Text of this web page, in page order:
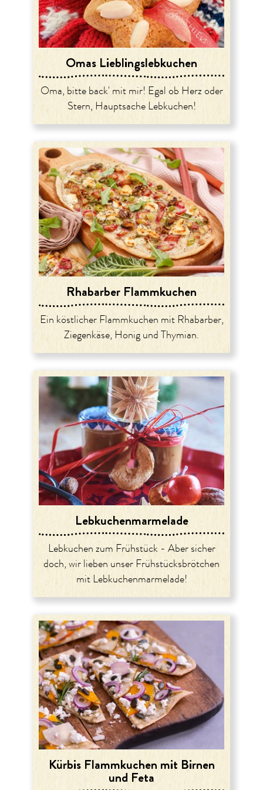
Omas Lieblingslebkuchen
Oma, bitte back' mit mir! Egal ob Herz oder
Stern, Hauptsache Lebkuchen!
Rhabarber Flammkuchen
Ein köstlicher Flammkuchen mit Rhabarber,
Ziegenkäse, Honig und Thymian.
Lebkuchenmarmelade
Lebkuchen zum Frühstück - Aber sicher
doch, wir lieben unser Frühstücksbrötchen
mit Lebkuchenmarmelade!
Kürbis Flammkuchen mit Birnen
und Feta